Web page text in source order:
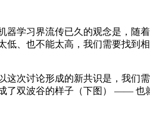
学习界流传已久的观念是，随
、也不能太高，我们需要找到
次讨论形成的新共识是，我们
了双波谷的样子（下图） —— 也